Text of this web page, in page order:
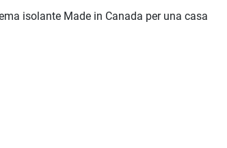
isolante Made in Canada per una casa